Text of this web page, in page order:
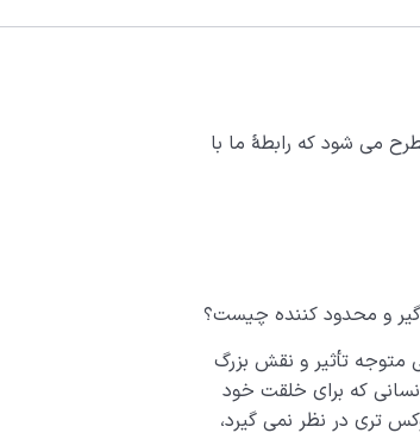
می شود که رابطۀ ما با
و محدود کننده چیست؟
متوجه تأثیر و نقش بزرگ
که برای خلقت خود
تری در نظر نمی گیرد،